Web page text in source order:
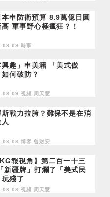
本申防衛預算 8.9萬億日圓
高 軍事野心極瘋狂？！
時事
興趣」申美籍 「美式傲
何破防？
視頻 周天慧
斯戰力拉胯？難保不是在消
博客 曾財安
報視角】第二百一十三
新疆牌」打爛了「美式民
玩殘了
視頻 周天慧